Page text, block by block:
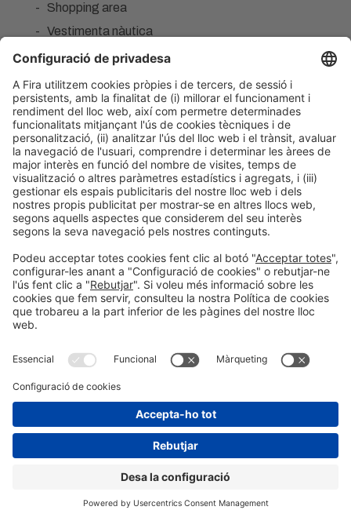
Shopping area
Vestimenta nàutica
Decoració
Llibreries
NO ET PERDIS CAP NOVETAT
Rep novetats per a expositors,
descomptes anticipats i
tendències del mercat!
SUBSCRIU-TE A LES NOVETATS PER A
EXPOSITORS
PARTICIPA COM
Tria la modalitat de participació que més
s’adapti als teus objectius,i comença la
teva aventura nàutica!